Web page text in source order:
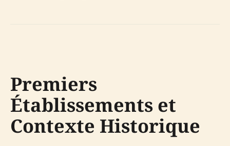
Premiers
Établissements et
Contexte Historique